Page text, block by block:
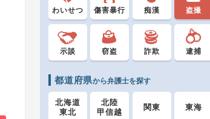
わいせつ 傷害暴行 痴漢 盗撮
示談 窃盗 詐欺 逮捕
都道府県から弁護士を探す
北海道
東北
北陸
甲信越
関東 東海